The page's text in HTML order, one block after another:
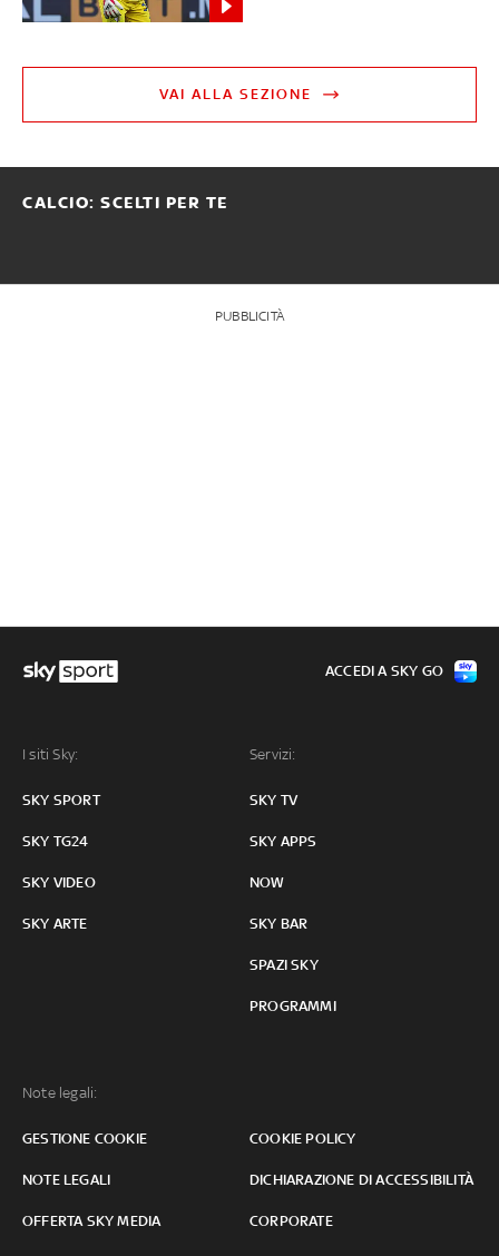
VAI ALLA SEZIONE
CALCIO: SCELTI PER TE
PUBBLICITÀ
I siti Sky:
SKY SPORT
SKY TG24
SKY VIDEO
SKY ARTE
Servizi:
SKY TV
SKY APPS
NOW
SKY BAR
SPAZI SKY
PROGRAMMI
Note legali:
GESTIONE COOKIE COOKIE POLICY
NOTE LEGALI DICHIARAZIONE DI ACCESSIBILITÀ
OFFERTA SKY MEDIA CORPORATE
ACCEDI A SKY GO